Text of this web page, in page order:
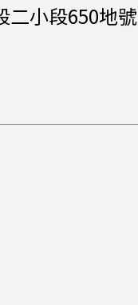
二小段650地號